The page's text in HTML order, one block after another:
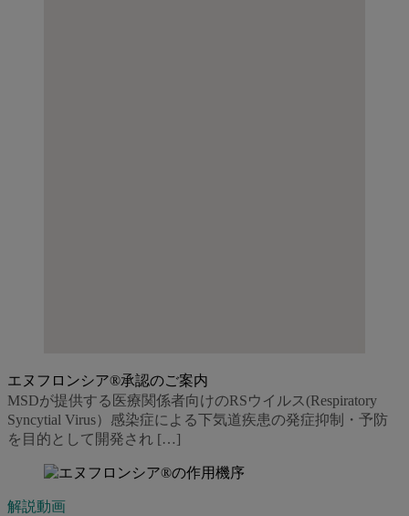
エヌフロンシア®承認のご案内
MSDが提供する医療関係者向けのRSウイルス(Respiratory
Syncytial Virus）感染症による下気道疾患の発症抑制・予防
を目的として開発され […]
解説動画